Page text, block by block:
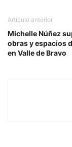
Artículo anterior
Michelle Núñez
obras y espacios
en Valle de Bravo